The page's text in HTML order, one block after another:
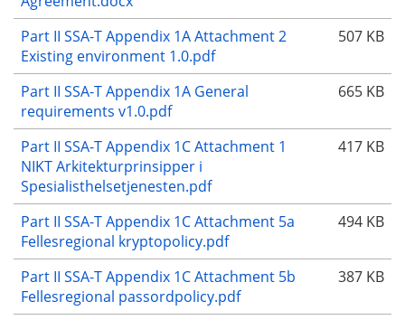
Part II SSA-T Appendix 1A Attachment 2
Existing environment 1.0.pdf
507 KB
Part II SSA-T Appendix 1A General
requirements v1.0.pdf
665 KB
Part II SSA-T Appendix 1C Attachment 1
NIKT Arkitekturprinsipper i
Spesialisthelsetjenesten.pdf
417 KB
Part II SSA-T Appendix 1C Attachment 5a
Fellesregional kryptopolicy.pdf
494 KB
Part II SSA-T Appendix 1C Attachment 5b
Fellesregional passordpolicy.pdf
387 KB